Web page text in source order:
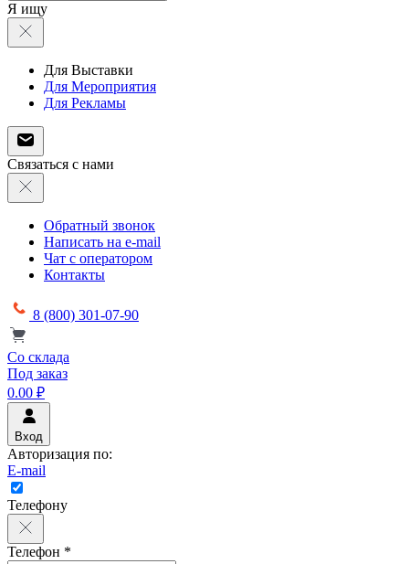
Я ищу
Для Выставки
Для Мероприятия
Для Рекламы
Связаться с нами
Обратный звонок
Написать на e-mail
Чат с оператором
Контакты
8 (800) 301-07-90
Со склада
Под заказ
0.00 ₽
Вход
Авторизация по:
E-mail
Телефону
Телефон *